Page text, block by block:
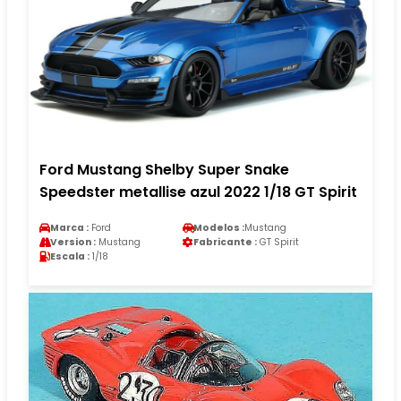
Ford Mustang Shelby Super Snake
Speedster metallise azul 2022 1/18 GT Spirit
Marca : Ford Modelos :Mustang
Version : Mustang Fabricante : GT Spirit
Escala : 1/18